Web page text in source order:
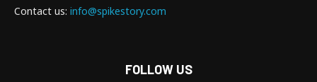
Contact us: info@spikestory.com
FOLLOW US